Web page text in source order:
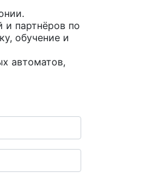
и партнёров по
обучение и
автоматов,